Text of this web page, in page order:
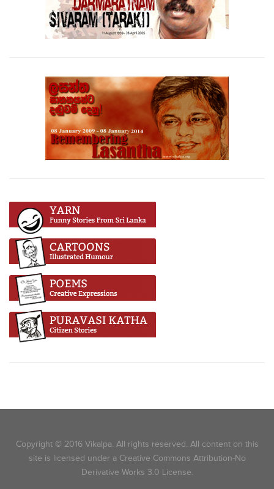
Copyright © 2016 Vikalpa. All rights reserved. All content on this
site is licensed under a Creative Commons Attribution-No
Derivative Works 3.0 License.